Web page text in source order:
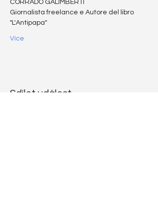
CORRADO GALIMBERTI
Giornalista freelance e Autore del libro
"L'Antipapa"
Více
Sdílet událost